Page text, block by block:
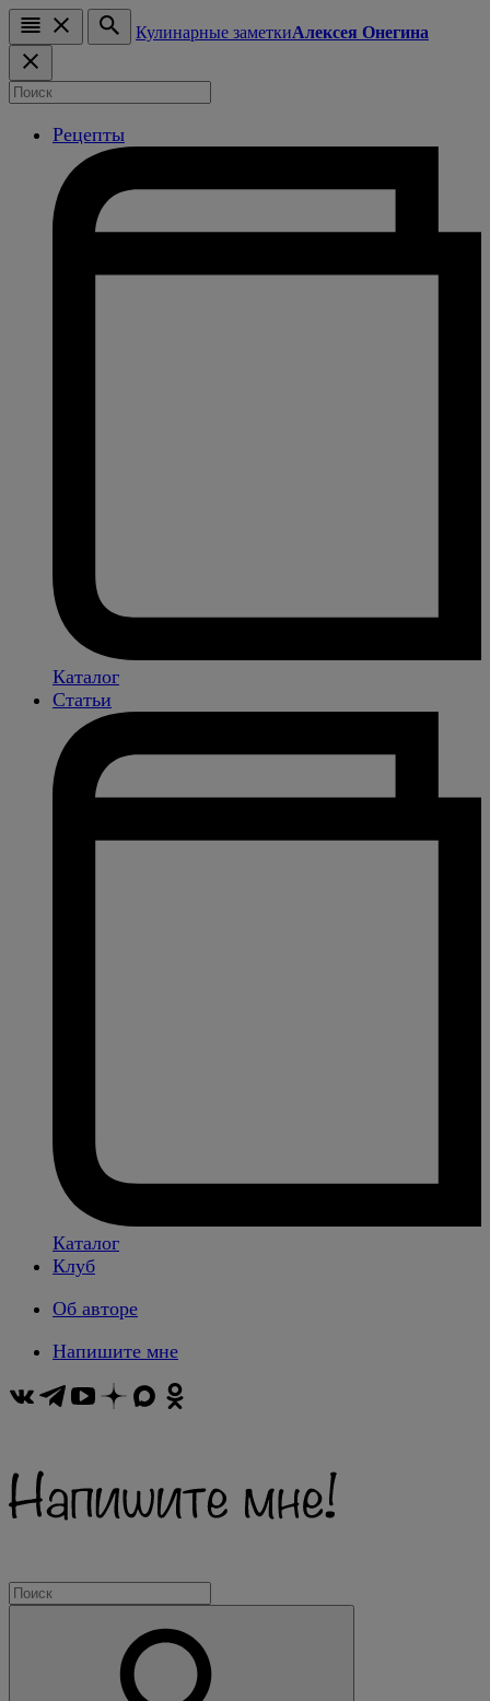
Кулинарные заметкиАлексея Онегина
Рецепты
Каталог
Статьи
Каталог
Клуб
Об авторе
Напишите мне